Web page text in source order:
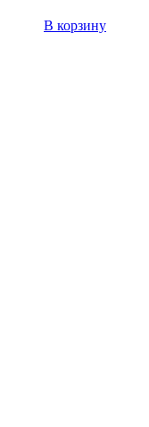
В корзину